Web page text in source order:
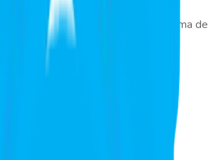
real. Accede a la información de
al instante, mejorando la toma de